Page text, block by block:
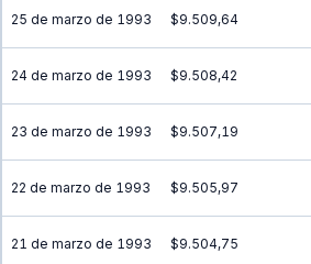
25 de marzo de 1993 $9.509,64
24 de marzo de 1993 $9.508,42
23 de marzo de 1993 $9.507,19
22 de marzo de 1993 $9.505,97
21 de marzo de 1993 $9.504,75